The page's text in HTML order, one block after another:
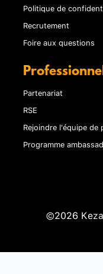
Politique de
Recrutement
Foire aux questions
Partenariat
RSE
Rejoindre l'équipe de
Programme
©2026